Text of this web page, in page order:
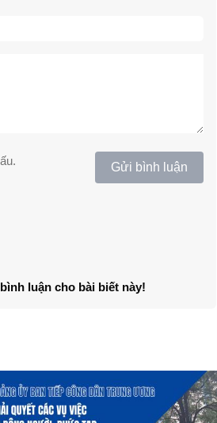
Gửi bình luận
luận cho bài biết này!